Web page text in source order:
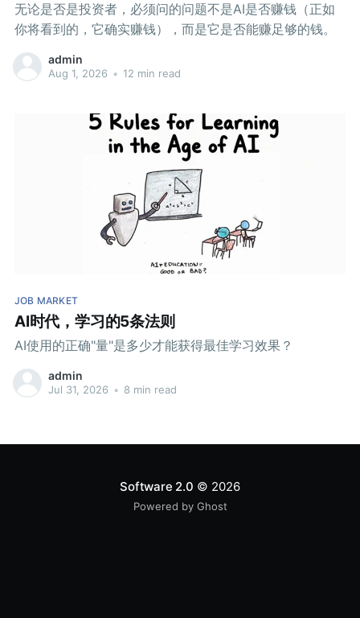
无论是否是投资者，必须问的问题不是AI是否赚钱（正如
你将看到的，它确实赚钱），而是它是否能赚足够的钱。
admin
Aug 1, 2026 • 12 min read
JOB MARKET
AI时代，学习的5条法则
AI使用的正确"量"是多少才能获得最佳学习效果？
admin
Jul 31, 2026 • 8 min read
Software 2.0 © 2026
Powered by Ghost